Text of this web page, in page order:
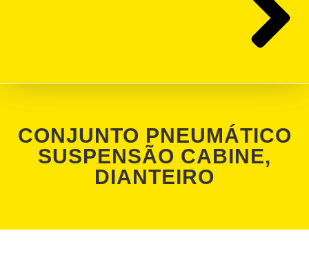
CONJUNTO PNEUMÁTICO
SUSPENSÃO CABINE,
DIANTEIRO